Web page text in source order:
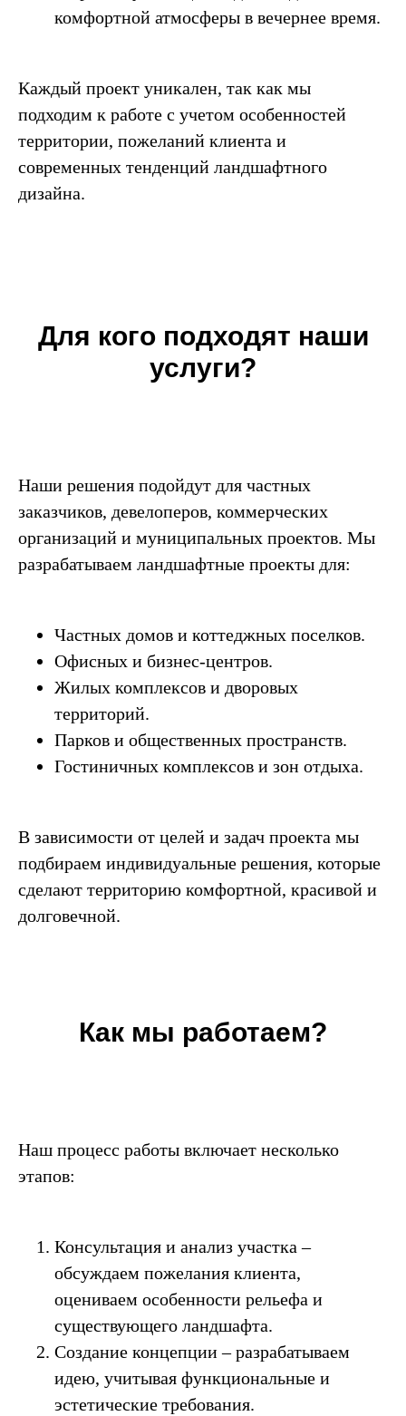
комфортной атмосферы в вечернее время.
Каждый проект уникален, так как мы
подходим к работе с учетом особенностей
территории, пожеланий клиента и
современных тенденций ландшафтного
дизайна.
Для кого подходят наши
услуги?
Наши решения подойдут для частных
заказчиков, девелоперов, коммерческих
организаций и муниципальных проектов. Мы
разрабатываем ландшафтные проекты для:
Частных домов и коттеджных поселков.
Офисных и бизнес-центров.
Жилых комплексов и дворовых
территорий.
Парков и общественных пространств.
Гостиничных комплексов и зон отдыха.
В зависимости от целей и задач проекта мы
подбираем индивидуальные решения, которые
сделают территорию комфортной, красивой и
долговечной.
Как мы работаем?
Наш процесс работы включает несколько
этапов:
Консультация и анализ участка –
обсуждаем пожелания клиента,
оцениваем особенности рельефа и
существующего ландшафта.
Создание концепции – разрабатываем
идею, учитывая функциональные и
эстетические требования.